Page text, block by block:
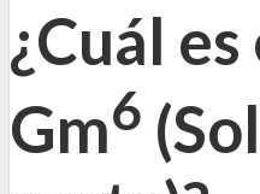
¿Cuál
Gm6